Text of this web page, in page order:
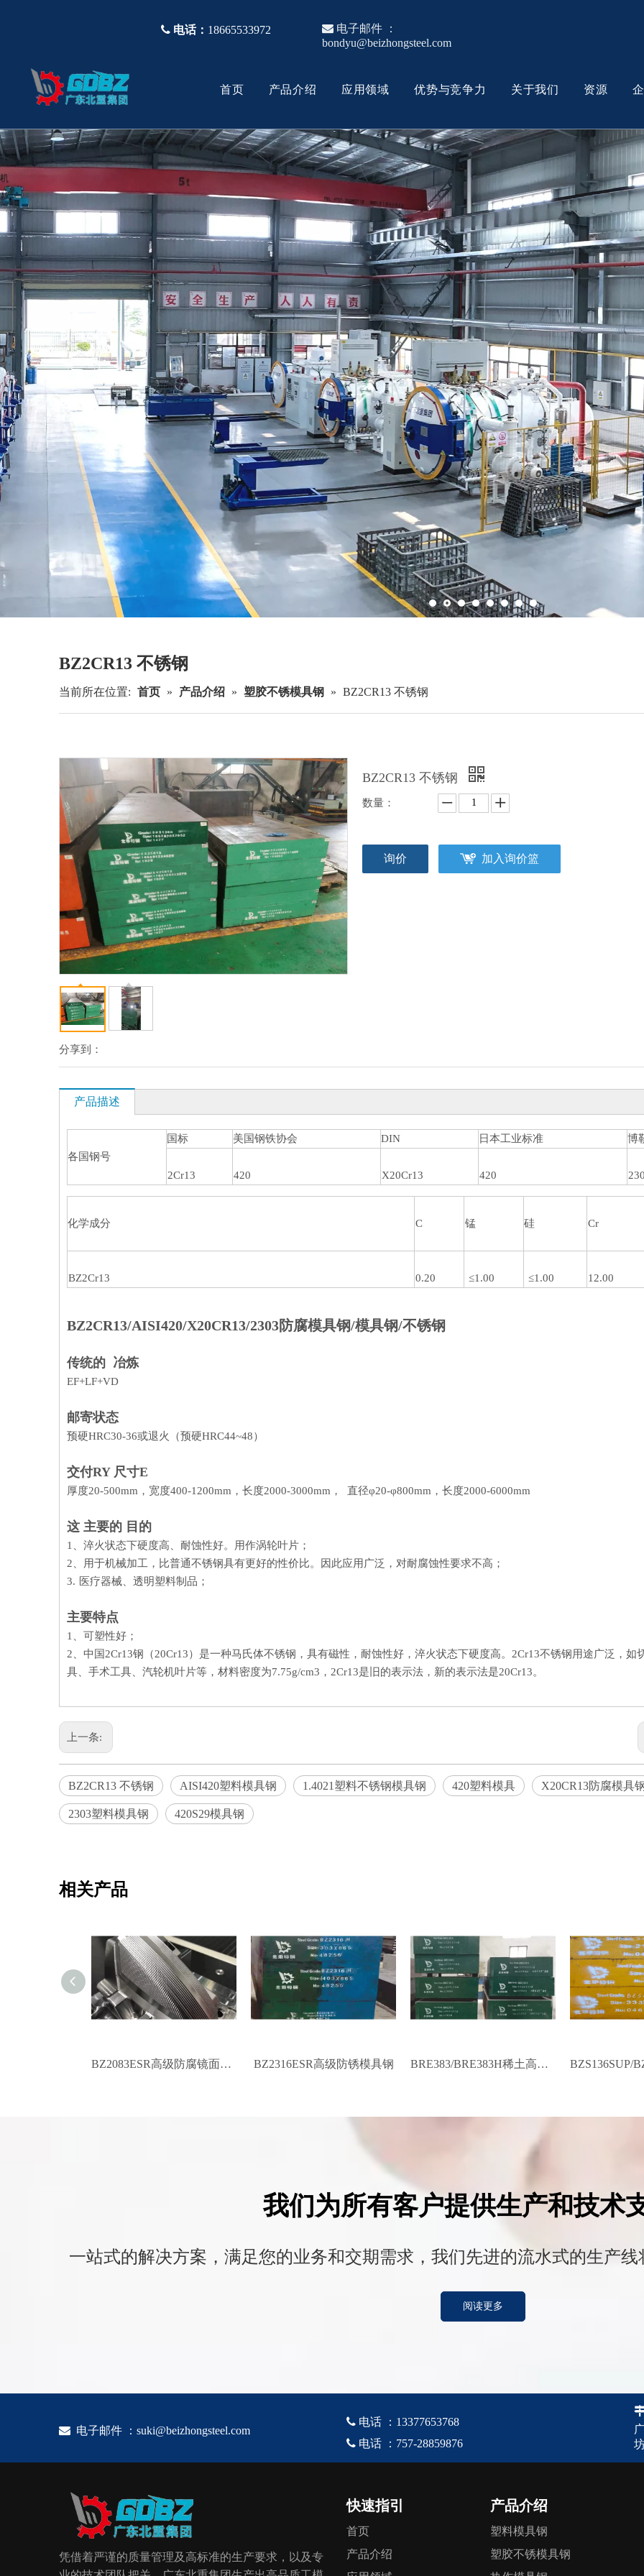
 电话： 18665533972  电子邮件 ：
bondyu@beizhongsteel.com
首页 产品介绍
塑胶模具钢 塑胶不锈模具钢 热作模具钢
模胚 工具钢
应用领域 优势与竞争力 关于我们
公司简介 生产设备
资源
视频 常问问题
BZ2CR13 不锈钢
当前所在位置: 首页 » 产品介绍 » 塑胶不锈模具钢 » BZ2CR13 不锈钢
分享到：
BZ2CR13 不锈钢
数量：
询价 加入询价篮
产品描述
各国钢号
国标 美国钢铁协会 DIN 日本工业标准 博
2Cr13 420 X20Cr13 420
化学成分 C 锰 硅 Cr
BZ2Cr13 0.20 ≤1.00 ≤1.00 12.00
BZ2CR13/AISI420/X20CR13/2303防腐模具钢/模具钢/不锈钢
传统的 冶炼
EF+LF+VD
邮寄状态
预硬HRC30-36或退火（预硬HRC44~48）
交付RY 尺寸E
厚度20-500mm，宽度400-1200mm，长度2000-3000mm， 直径φ20-φ800mm，长度2000-6000mm
这 主要的 目的
1、淬火状态下硬度高、耐蚀性好。用作涡轮叶片；
2、用于机械加工，比普通不锈钢具有更好的性价比。因此应用广泛，对耐腐蚀性要求不高；
3. 医疗器械、透明塑料制品；
主要特点
1、可塑性好；
2、中国2Cr13钢（20Cr13）是一种马氏体不锈钢，具有磁性，耐蚀性好，淬火状态下硬度高。2Cr13不锈钢用途广泛，如
具、手术工具、汽轮机叶片等，材料密度为7.75g/cm3，2Cr13是旧的表示法，新的表示法是20Cr13。
上一条:
BZ2CR13 不锈钢 AISI420塑料模具钢 1.4021塑料不锈钢模具钢 420塑料模具 X20CR13防腐模具
2303塑料模具钢 420S29模具钢
相关产品
BZ2083ESR高级防腐镜面模具钢 BZ2316ESR高级防锈模具钢 BRE383/BRE383H稀土高级防腐镜面模具钢
我们为所有客户提供生产和技术
一站式的解决方案，满足您的业务和交期需求，我们先进的流水式的生产
阅读更多
 电子邮件 ： suki@beizhongsteel.com
 电话 ： 13377653768
 电话 ： 757-28859876
凭借着严谨的质量管理及高标准的生产要求，以及专
快速指引
首页
产品介绍
产品介绍
塑料模具钢
塑胶不锈模具钢